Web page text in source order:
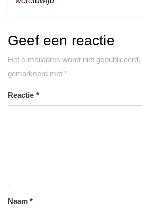
Geef een reactie
Het e-mailadres wordt niet gepubliceerd.
gemarkeerd met *
Reactie *
Naam *